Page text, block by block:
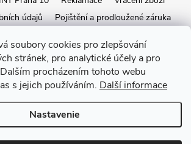
soubory cookies pro zlepšování
stránek, pro analytické účely a pro
procházením tohoto webu
s jejich používáním. Další informace
Nastavenie
údajů
Pojištění a prodloužené záruka
Vytvoril Shoptet
. Všetky práva vyhradené. Upraviť nastavenie
cookies